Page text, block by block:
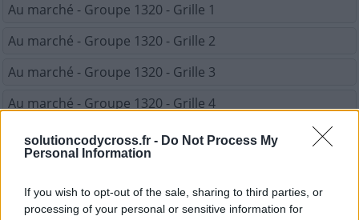
solutioncodycross.fr - Do Not Process My
Personal Information
If you wish to opt-out of the sale, sharing to third parties, or
processing of your personal or sensitive information for
Au marché - Groupe 1320 - Grille 1
Au marché - Groupe 1320 - Grille 2
Au marché - Groupe 1320 - Grille 3
Au marché - Groupe 1320 - Grille 4
Au marché - Groupe 1320 - Grille 5
REVENIR À LA LISTE DES NIVEAUX